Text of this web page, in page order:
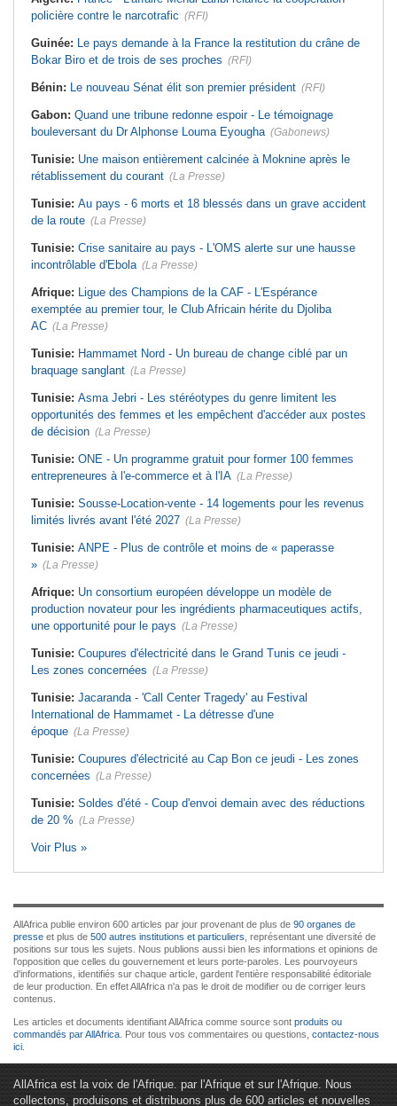
policière contre le narcotrafic (RFI)
Guinée: Le pays demande à la France la restitution du crâne de
Bokar Biro et de trois de ses proches (RFI)
Bénin: Le nouveau Sénat élit son premier président (RFI)
Gabon: Quand une tribune redonne espoir - Le témoignage
bouleversant du Dr Alphonse Louma Eyougha (Gabonews)
Tunisie: Une maison entièrement calcinée à Moknine après le
rétablissement du courant (La Presse)
Tunisie: Au pays - 6 morts et 18 blessés dans un grave accident
de la route (La Presse)
Tunisie: Crise sanitaire au pays - L'OMS alerte sur une hausse
incontrôlable d'Ebola (La Presse)
Afrique: Ligue des Champions de la CAF - L'Espérance
exemptée au premier tour, le Club Africain hérite du Djoliba
AC (La Presse)
Tunisie: Hammamet Nord - Un bureau de change ciblé par un
braquage sanglant (La Presse)
Tunisie: Asma Jebri - Les stéréotypes du genre limitent les
opportunités des femmes et les empêchent d'accéder aux postes
de décision (La Presse)
Tunisie: ONE - Un programme gratuit pour former 100 femmes
entrepreneures à l'e-commerce et à l'IA (La Presse)
Tunisie: Sousse-Location-vente - 14 logements pour les revenus
limités livrés avant l'été 2027 (La Presse)
Tunisie: ANPE - Plus de contrôle et moins de « paperasse
» (La Presse)
Afrique: Un consortium européen développe un modèle de
production novateur pour les ingrédients pharmaceutiques actifs,
une opportunité pour le pays (La Presse)
Tunisie: Coupures d'électricité dans le Grand Tunis ce jeudi -
Les zones concernées (La Presse)
Tunisie: Jacaranda - 'Call Center Tragedy' au Festival
International de Hammamet - La détresse d'une
époque (La Presse)
Tunisie: Coupures d'électricité au Cap Bon ce jeudi - Les zones
concernées (La Presse)
Tunisie: Soldes d'été - Coup d'envoi demain avec des réductions
de 20 % (La Presse)
Voir Plus »
AllAfrica publie environ 600 articles par jour provenant de plus de 90 organes de
presse et plus de 500 autres institutions et particuliers , représentant une diversité de
positions sur tous les sujets. Nous publions aussi bien les informations et opinions de
l'opposition que celles du gouvernement et leurs porte-paroles. Les pourvoyeurs
d'informations, identifiés sur chaque article, gardent l'entière responsabilité éditoriale
de leur production. En effet AllAfrica n'a pas le droit de modifier ou de corriger leurs
contenus.
Les articles et documents identifiant AllAfrica comme source sont produits ou
commandés par AllAfrica . Pour tous vos commentaires ou questions, contactez-nous
ici
AllAfrica est la voix de l'Afrique. par l'Afrique et sur l'Afrique. Nous
collectons, produisons et distribuons plus de 600 articles et nouvelles